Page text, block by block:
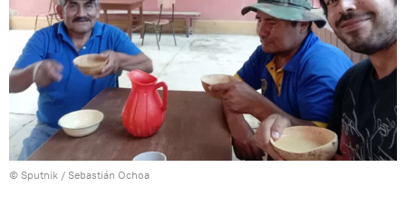
© Sputnik / Sebastián Ochoa